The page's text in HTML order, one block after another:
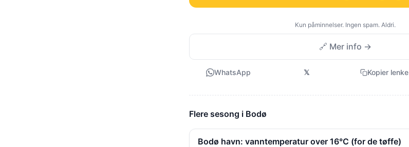
Kun påminnelser. Ingen spam. Aldri.
🔗 Mer info →
WhatsApp 𝕏 Kopier lenke
Flere sesong i Bodø
Bodø havn: vanntemperatur over 16°C (for de tøffe)